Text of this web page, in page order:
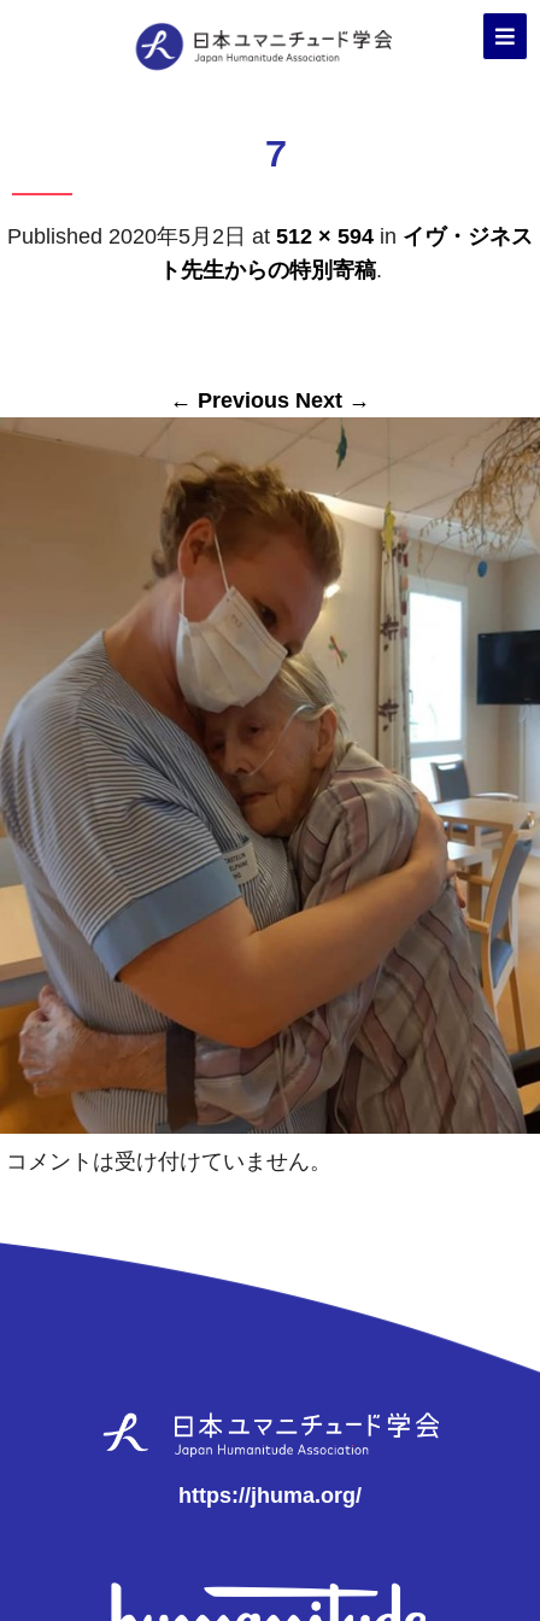
7
Published 2020年5月2日 at 512 × 594 in イヴ・ジネス
ト先生からの特別寄稿.
← Previous Next →
コメントは受け付けていません。
https://jhuma.org/